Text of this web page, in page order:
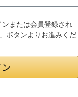
または会員登録され
ボタンよりお進みくだ